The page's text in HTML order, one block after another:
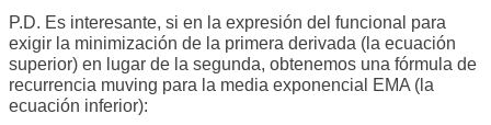
P.D. Es interesante, si en la expresión del funcional para
exigir la minimización de la primera derivada (la ecuación
superior) en lugar de la segunda, obtenemos una fórmula de
recurrencia muving para la media exponencial EMA (la
ecuación inferior):